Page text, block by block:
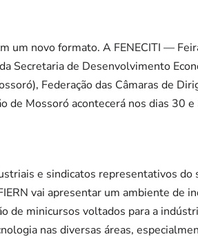
um novo formato. A FENECITI —
Secretaria de Desenvolvimento
Federação das Câmaras de
de Mossoró acontecerá nos dias 30
e sindicatos representativos
vai apresentar um ambiente de
de minicursos voltados para a
nas diversas áreas,